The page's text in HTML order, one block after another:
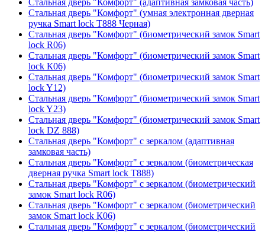
Стальная дверь "Комфорт" (умная электронная дверная
ручка Smart lock T888 Черная)
Стальная дверь "Комфорт" (биометрический замок Smart
lock R06)
Стальная дверь "Комфорт" (биометрический замок Smart
lock К06)
Стальная дверь "Комфорт" (биометрический замок Smart
lock Y12)
Стальная дверь "Комфорт" (биометрический замок Smart
lock Y23)
Стальная дверь "Комфорт" (биометрический замок Smart
lock DZ 888)
Стальная дверь "Комфорт" с зеркалом (адаптивная
замковая часть)
Стальная дверь "Комфорт" с зеркалом (биометрическая
дверная ручка Smart lock T888)
Стальная дверь "Комфорт" с зеркалом (биометрический
замок Smart lock R06)
Стальная дверь "Комфорт" с зеркалом (биометрический
замок Smart lock К06)
Стальная дверь "Комфорт" с зеркалом (биометрический